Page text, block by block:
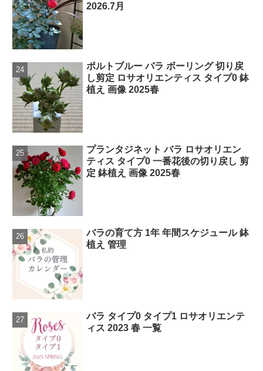
2026.7月
ポルトブルー バラ ボーリング 切り戻
し剪定 ロサオリエンティス タイプ0 鉢
植え 画像 2025春
プランタジネット バラ ロサオリエン
ティス タイプ0 一番花後の切り戻し 剪
定 鉢植え 画像 2025春
バラの育て方 1年 年間スケジュール 鉢
植え 管理
バラ タイプ0 タイプ1 ロサオリエンテ
ィス 2023 春 一覧